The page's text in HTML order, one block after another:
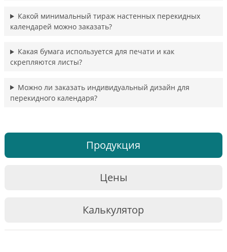
Какой минимальный тираж настенных перекидных
календарей можно заказать?
Какая бумага используется для печати и как
скрепляются листы?
Можно ли заказать индивидуальный дизайн для
перекидного календаря?
Продукция
Цены
Калькулятор